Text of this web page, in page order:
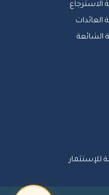
الشائعة
للإستثمار